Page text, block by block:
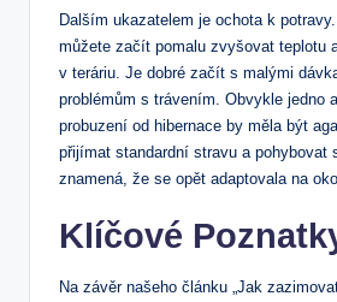
Dalším ​ukazatelem je ochota k
můžete začít ⁣pomalu zvyšovat teplotu
v teráriu. Je dobré začít s malými
problémům s trávením. ⁢Obvykle jedno
‍probuzení od ⁤hibernace by měla být
‌přijímat standardní stravu a pohybovat
⁤znamená,‍ že se opět⁢ adaptovala na
Klíčové
Na závěr‍ našeho článku „Jak